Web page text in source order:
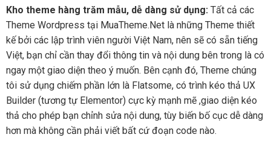
Kho theme hàng trăm mẫu, dễ dàng sử dụng: Tất cả các
Theme Wordpress tại MuaTheme.Net là những Theme thiết
kế bởi các lập trình viên người Việt Nam, nên sẽ có sẵn tiếng
Việt, bạn chỉ cần thay đổi thông tin và nội dung bên trong là có
ngay một giao diện theo ý muốn. Bên cạnh đó, Theme chúng
tôi sử dụng chiếm phần lớn là Flatsome, có trình kéo thả UX
Builder (tương tự Elementor) cực kỳ mạnh mẽ ,giao diện kéo
thả cho phép bạn chỉnh sửa nội dung, tùy biến bố cục dễ dàng
hơn mà không cần phải viết bất cứ đoạn code nào.